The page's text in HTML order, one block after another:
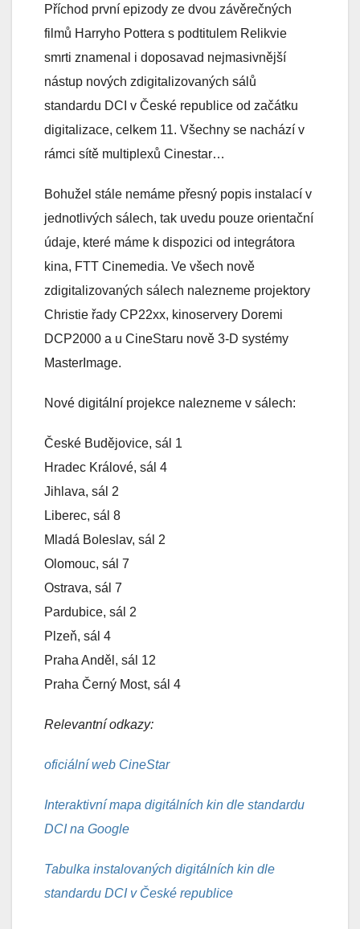
Příchod první epizody ze dvou závěrečných
filmů Harryho Pottera s podtitulem Relikvie
smrti znamenal i doposavad nejmasivnější
nástup nových zdigitalizovaných sálů
standardu DCI v České republice od začátku
digitalizace, celkem 11. Všechny se nachází v
rámci sítě multiplexů Cinestar…
Bohužel stále nemáme přesný popis instalací v
jednotlivých sálech, tak uvedu pouze orientační
údaje, které máme k dispozici od integrátora
kina, FTT Cinemedia. Ve všech nově
zdigitalizovaných sálech nalezneme projektory
Christie řady CP22xx, kinoservery Doremi
DCP2000 a u CineStaru nově 3-D systémy
MasterImage.
Nové digitální projekce nalezneme v sálech:
České Budějovice, sál 1
Hradec Králové, sál 4
Jihlava, sál 2
Liberec, sál 8
Mladá Boleslav, sál 2
Olomouc, sál 7
Ostrava, sál 7
Pardubice, sál 2
Plzeň, sál 4
Praha Anděl, sál 12
Praha Černý Most, sál 4
Relevantní odkazy:
oficiální web CineStar
Interaktivní mapa digitálních kin dle standardu
DCI na Google
Tabulka instalovaných digitálních kin dle
standardu DCI v České republice